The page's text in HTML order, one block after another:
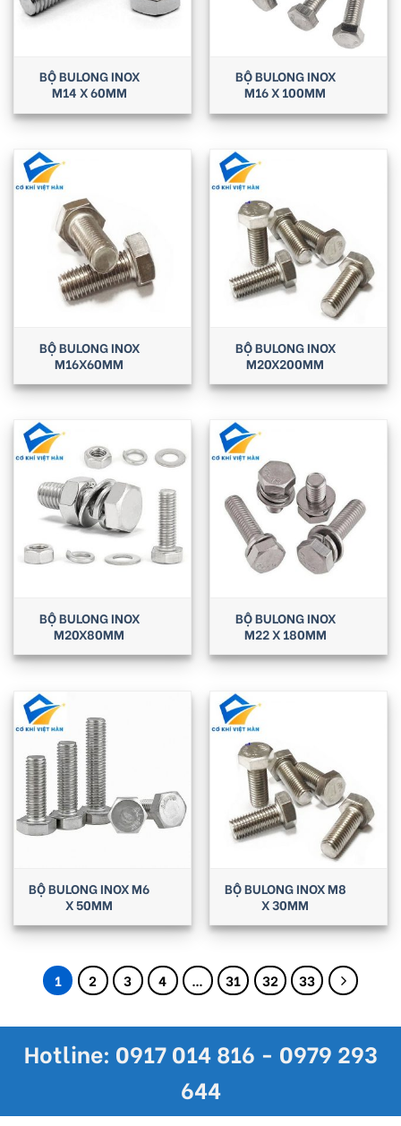
BỘ BULONG INOX
M14 X 60MM
BỘ BULONG INOX
M16 X 100MM
BỘ BULONG INOX
M16X60MM
BỘ BULONG INOX
M20X200MM
BỘ BULONG INOX
M20X80MM
BỘ BULONG INOX
M22 X 180MM
BỘ BULONG INOX M6
X 50MM
BỘ BULONG INOX M8
X 30MM
1 2 3 4 … 31 32 33
Hotline: 0917 014 816 - 0979 293
644